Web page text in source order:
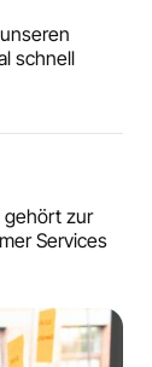
schnell
gehört zur
Services